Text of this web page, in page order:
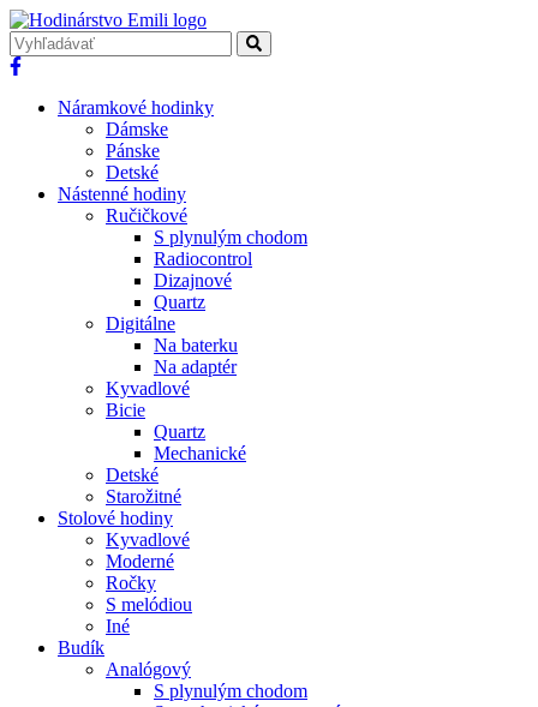
Náramkové hodinky
Dámske
Pánske
Detské
Nástenné hodiny
Ručičkové
S plynulým chodom
Radiocontrol
Dizajnové
Quartz
Digitálne
Na baterku
Na adaptér
Kyvadlové
Bicie
Quartz
Mechanické
Detské
Starožitné
Stolové hodiny
Kyvadlové
Moderné
Ročky
S melódiou
Iné
Budík
Analógový
S plynulým chodom